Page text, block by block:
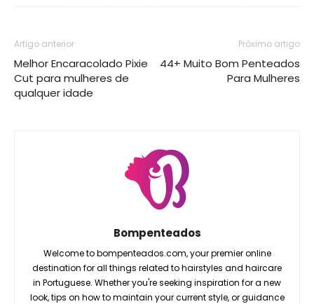
Artigo anterior
Melhor Encaracolado Pixie
Cut para mulheres de
qualquer idade
Próximo artigo
44+ Muito Bom Penteados
Para Mulheres
Bompenteados
Welcome to bompenteados.com, your premier online
destination for all things related to hairstyles and haircare
in Portuguese. Whether you're seeking inspiration for a new
look, tips on how to maintain your current style, or guidance